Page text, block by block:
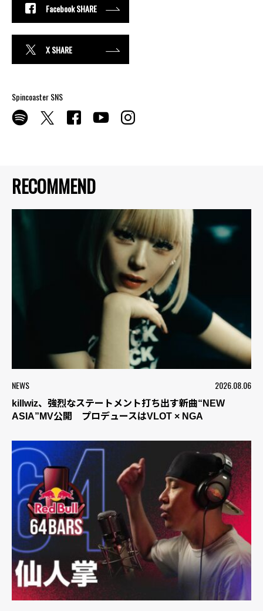
RECOMMEND
NEWS 2026.08.06
killwiz、強烈なステートメント打ち出す新曲“NEW
ASIA”MV公開 プロデュースはVLOT × NGA
Facebook SHARE
X SHARE
Spincoaster SNS